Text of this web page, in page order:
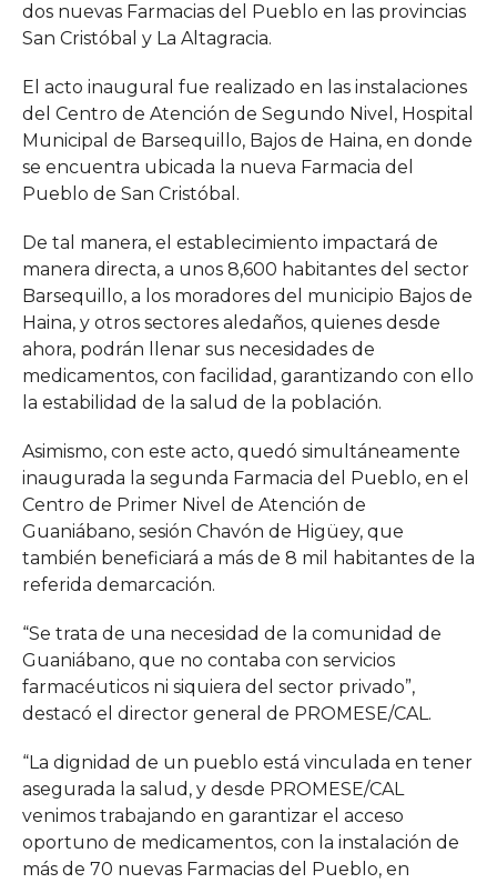
dos nuevas Farmacias del Pueblo en las provincias
San Cristóbal y La Altagracia.
El acto inaugural fue realizado en las instalaciones
del Centro de Atención de Segundo Nivel, Hospital
Municipal de Barsequillo, Bajos de Haina, en donde
se encuentra ubicada la nueva Farmacia del
Pueblo de San Cristóbal.
De tal manera, el establecimiento impactará de
manera directa, a unos 8,600 habitantes del sector
Barsequillo, a los moradores del municipio Bajos de
Haina, y otros sectores aledaños, quienes desde
ahora, podrán llenar sus necesidades de
medicamentos, con facilidad, garantizando con ello
la estabilidad de la salud de la población.
Asimismo, con este acto, quedó simultáneamente
inaugurada la segunda Farmacia del Pueblo, en el
Centro de Primer Nivel de Atención de
Guaniábano, sesión Chavón de Higüey, que
también beneficiará a más de 8 mil habitantes de la
referida demarcación.
“Se trata de una necesidad de la comunidad de
Guaniábano, que no contaba con servicios
farmacéuticos ni siquiera del sector privado”,
destacó el director general de PROMESE/CAL.
“La dignidad de un pueblo está vinculada en tener
asegurada la salud, y desde PROMESE/CAL
venimos trabajando en garantizar el acceso
oportuno de medicamentos, con la instalación de
más de 70 nuevas Farmacias del Pueblo, en